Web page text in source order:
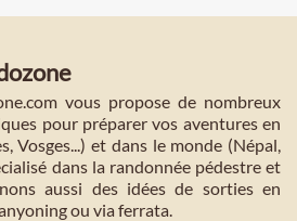
vous propose de nombreux
pour préparer vos aventures en
Vosges...) et dans le monde (Népal,
dans la randonnée pédestre et
aussi des idées de sorties en
ou via ferrata.